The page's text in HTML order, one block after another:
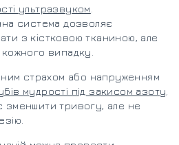
ультразвуком
система дозволяє
з кістковою тканиною, але
випадку.
страхом або напруженням
мудрості під закисом азоту
зменшити тривогу, але не